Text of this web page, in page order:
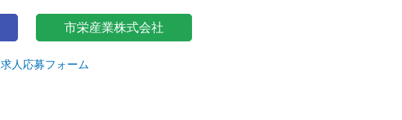
市栄産業株式会社
求人応募フォーム